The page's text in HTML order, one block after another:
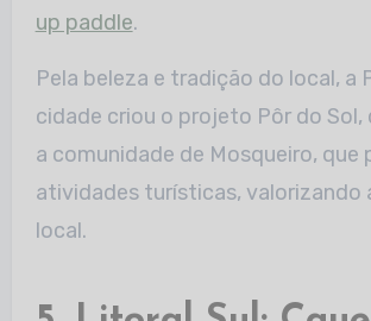
up paddle.
Pela beleza e tradição do local, a
cidade criou o projeto Pôr do Sol,
a comunidade de Mosqueiro, que
atividades turísticas, valorizando
local.